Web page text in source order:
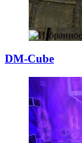
DM-Cube